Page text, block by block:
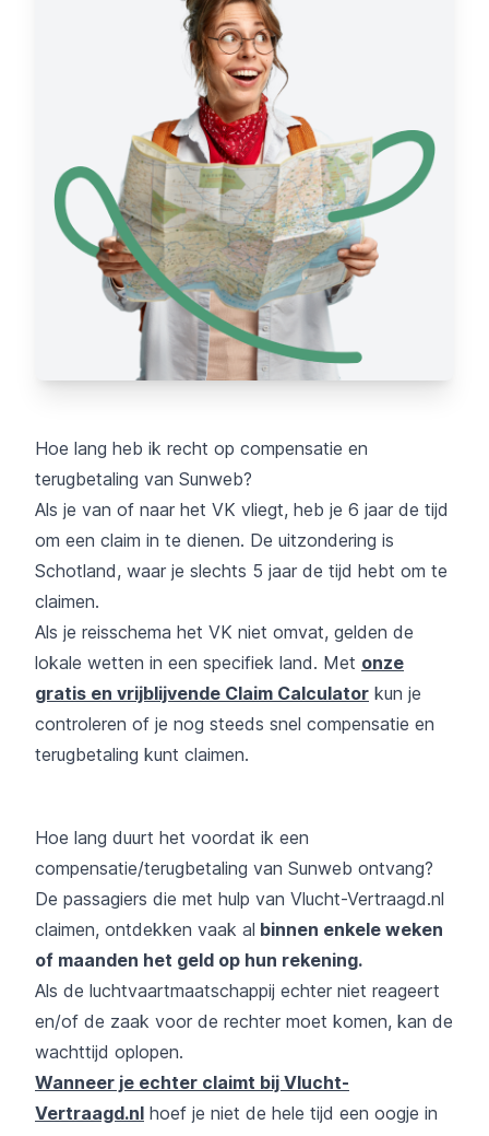
Hoe lang heb ik recht op compensatie en
terugbetaling van Sunweb?
Als je van of naar het VK vliegt, heb je 6 jaar de tijd
om een claim in te dienen. De uitzondering is
Schotland, waar je slechts 5 jaar de tijd hebt om te
claimen.
Als je reisschema het VK niet omvat, gelden de
lokale wetten in een specifiek land. Met onze
gratis en vrijblijvende Claim Calculator kun je
controleren of je nog steeds snel compensatie en
terugbetaling kunt claimen.
Hoe lang duurt het voordat ik een
compensatie/terugbetaling van Sunweb ontvang?
De passagiers die met hulp van Vlucht-Vertraagd.nl
claimen, ontdekken vaak al binnen enkele weken
of maanden het geld op hun rekening.
Als de luchtvaartmaatschappij echter niet reageert
en/of de zaak voor de rechter moet komen, kan de
wachttijd oplopen.
Wanneer je echter claimt bij Vlucht-
Vertraagd.nl hoef je niet de hele tijd een oogje in